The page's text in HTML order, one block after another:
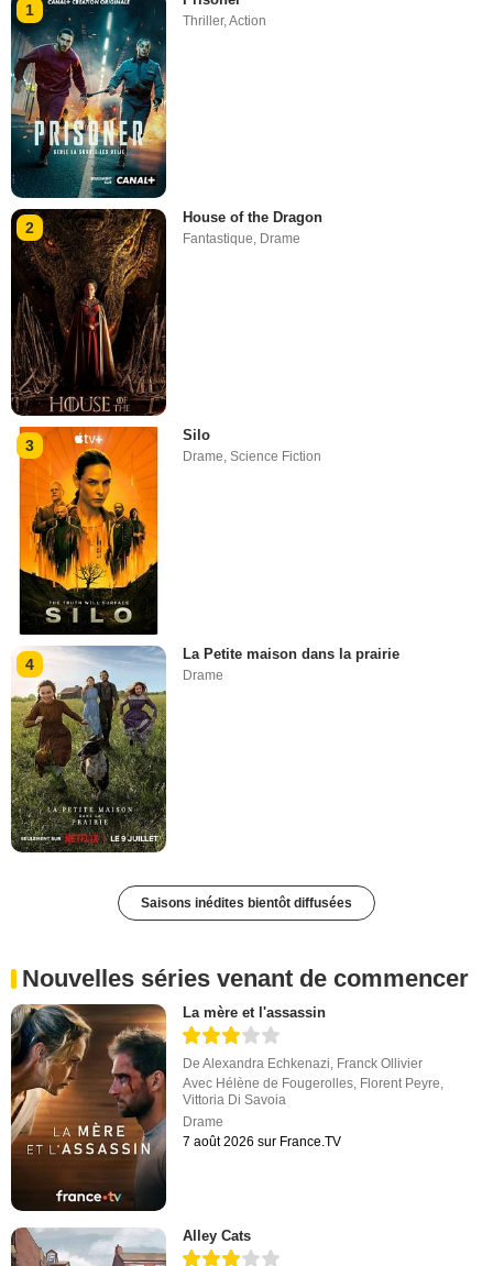
1
Thriller,Action
2
House of the Dragon
Fantastique, Drame
3
Silo
Drame,Science Fiction
4
La Petite maison dans la prairie
Drame
Saisons inédites bientôt diffusées
Nouvelles séries venant de commencer
La mère et l'assassin
DeAlexandra Echkenazi, Franck Ollivier
Avec Hélène de Fougerolles, Florent Peyre,
Vittoria Di Savoia
Drame
7 août 2026 sur France.TV
Alley Cats